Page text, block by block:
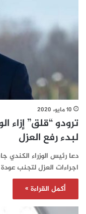
10 مايو، 2020
ترودو “قلق” إزاء
لبدء رفع العزل
دعا رئيس الوزراء
اجراءات العزل لتجنب
أكمل القراءة »